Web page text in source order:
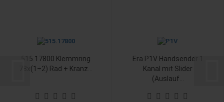
515.17800 Klemmring
78x(1÷2) Rad + Kranz...
Era P1V Handsender 1
Kanal mit Slider
(Auslauf...